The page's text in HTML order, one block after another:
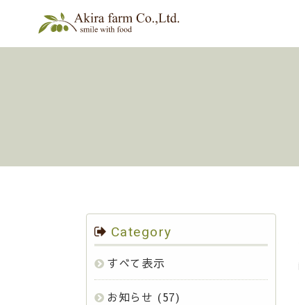
Category
すべて表示
お知らせ (57)